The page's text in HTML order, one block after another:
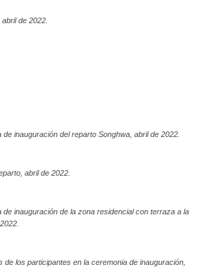
de 2022.
inauguración del reparto Songhwa, abril de 2022.
abril de 2022.
de inauguración de la zona residencial con terraza a la
de los participantes en la ceremonia de inauguración,